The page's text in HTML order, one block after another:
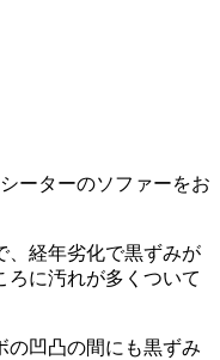
ーターのソファーをお
、経年劣化で黒ずみが
ろに汚れが多くついて
の凹凸の間にも黒ずみ